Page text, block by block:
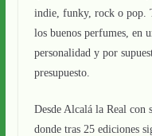
indie, funky, rock o pop.
los buenos perfumes, en
personalidad y por
presupuesto.
Desde Alcalá la Real con
donde tras 25 ediciones